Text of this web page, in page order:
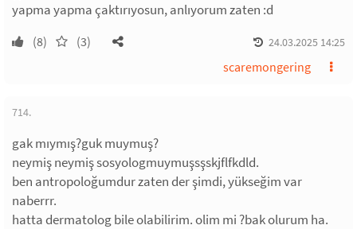
yapma yapma çaktırıyosun, anlıyorum zaten :d
(8) (3) 24.03.2025 14:25
scaremongering
714.
gak mıymış?guk muymuş?
neymiş neymiş sosyologmuymuşsşskjflfkdld.
ben antropoloğumdur zaten der şimdi, yükseğim var
naberrr.
hatta dermatolog bile olabilirim. olim mi ?bak olurum ha.